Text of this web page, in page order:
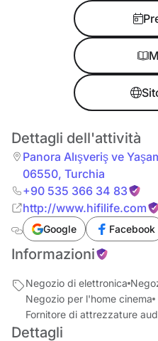
Dettagli dell'attività
Panora Alışveriş ve
06550, Turchia
+90 535 366 34 83
http://www.hifilife.com
Google Facebook
Informazioni
Negozio di elettronica
Negozio per l'home cinema
Fornitore di attrezzature
Dettagli